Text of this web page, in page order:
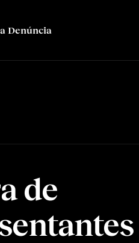
Denúncia
de